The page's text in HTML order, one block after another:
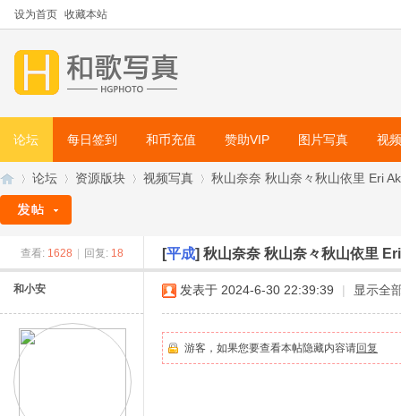
设为首页 收藏本站
论坛 每日签到 和币充值 赞助VIP 图片写真 视
»
论坛
›
资源版块 视频写真
›
秋山奈奈 秋山奈々秋山依里 Eri
查看: 1628 回复: 18 [平成] 秋山奈奈 秋山奈々秋山依里
和小安 发表于 2024-6-30 22:39:39 | 显示全
游客，如果您要查看本帖隐藏内容请回复